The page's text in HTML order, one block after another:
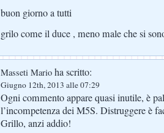
buon giorno a tutti
grilo come il duce , meno male che si
Masseti Mario ha scritto:
Giugno 12th, 2013 alle 07:29
Ogni commento appare quasi inutile, è
l’incompetenza dei M5S. Distruggere è
Grillo, anzi addio!